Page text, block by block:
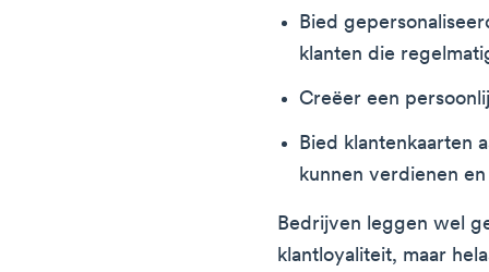
Bied
klanten die
Creëer een
Bied klantenkaarten
kunnen verdienen
Bedrijven leggen wel
klantloyaliteit, maar